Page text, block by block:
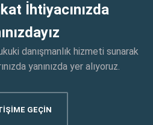
İhtiyacınızda
danışmanlık hizmeti sunarak
yanınızda yer alıyoruz.
GEÇİN